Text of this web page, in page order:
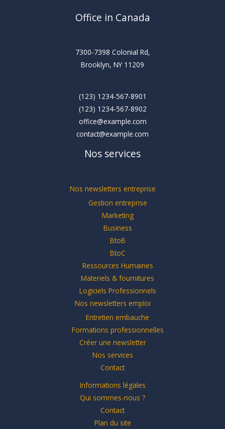
Office in Canada
7300-7398 Colonial Rd,
Brooklyn, NY 11209
(123) 1234-567-8901
(123) 1234-567-8902
office@example.com
contact@example.com
Nos services
Nos newsletters entreprise
Gestion entreprise
Marketing
Business
BtoB
BtoC
Ressources Humaines
Materiels & fournitures
Logiciels Professionnels
Nos newsletters emploi
Entretien embauche
Formations professionnelles
Créer une newsletter
Nos services
Contact
Informations légales
Qui sommes-nous ?
Contact
Plan du site